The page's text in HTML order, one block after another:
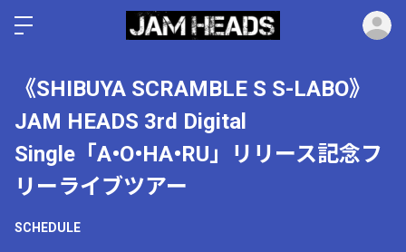
《SHIBUYA SCRAMBLE S S-LABO》
JAM HEADS 3rd Digital
Single「A•O•HA•RU」リリース記念フ
リーライブツアー
SCHEDULE